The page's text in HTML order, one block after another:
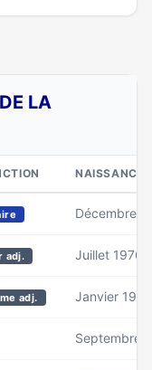
LA
NAISSANCE
Décembre
adj. Juillet 1976
adj. Janvier 1997
Septembre